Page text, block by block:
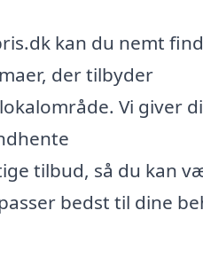
kan du nemt
der tilbyder
Vi giver
tilbud, så du kan
bedst til dine